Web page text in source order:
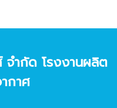
จํากัด โรงงานผลิต
กาศ